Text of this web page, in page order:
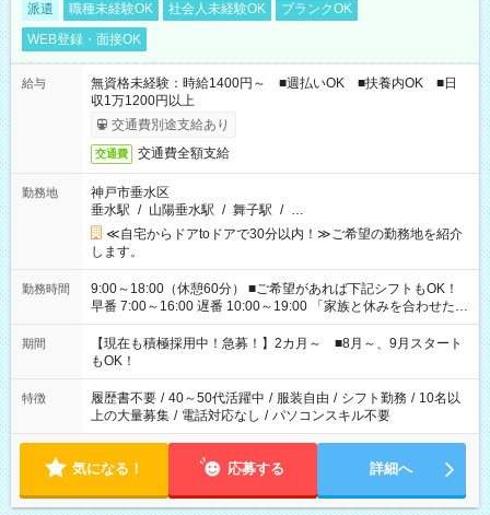
派遣 職種未経験OK 社会人未経験OK
ブランクOK
WEB登録・面接OK
給与
無資格未経験：時給1400円～ ■週払いOK ■扶養内OK ■日
収1万1200円以上
交通費別途支給あり
交通費 交通費全額支給
勤務地
神戸市垂水区
垂水駅 / 山陽垂水駅 / 舞子駅 / …
≪自宅からドアtoドアで30分以内！≫ご希望の勤務地を紹介
します。
勤務時間
9:00～18:00（休憩60分） ■ご希望があれば下記シフトもOK！
早番 7:00～16:00 遅番 10:00～19:00 「家族と休みを合わせた
い」 「余裕を持って夕飯の準備がしたい」 「できれば残業はし
たくない」 など、ご希望を教えてくださいね。 ※Wワーク希望
の方へ 今ご覧のお仕事で希望する勤務時間と、もう1つのお仕事
の勤務時間。 合計で週40時間を超える場合は応募できません。
期間
【現在も積極採用中！急募！】2カ月～ ■8月～、9月スタート
もOK！
特徴 履歴書不要 / 40～50代活躍中 / 服装自由 / シフト勤務 / 10名以
上の大量募集 / 電話対応なし / パソコンスキル不要
気になる！ 応募する 詳細へ